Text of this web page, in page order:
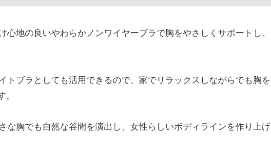
地の良いやわらかノンワイヤーブラで胸をやさしくサポートし、
ブラとしても活用できるので、家でリラックスしながらでも胸を
。
な胸でも自然な谷間を演出し、女性らしいボディラインを作り上げ